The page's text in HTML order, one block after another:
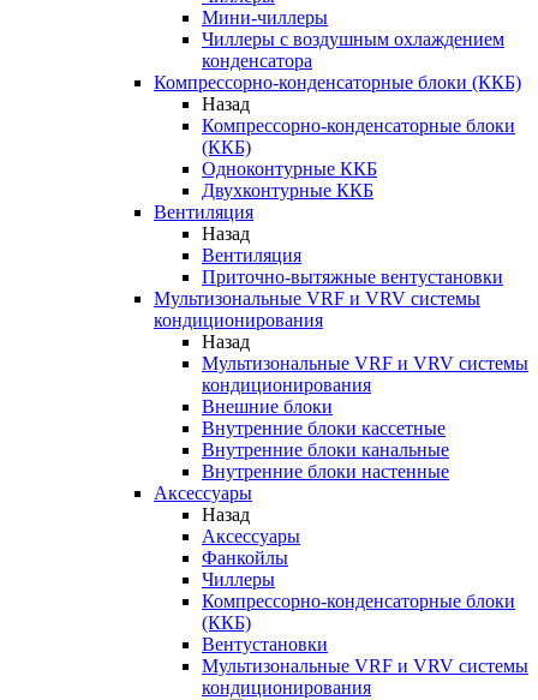
Мини-чиллеры
Чиллеры с воздушным охлаждением
конденсатора
Компрессорно-конденсаторные блоки (ККБ)
Назад
Компрессорно-конденсаторные блоки
(ККБ)
Одноконтурные ККБ
Двухконтурные ККБ
Вентиляция
Назад
Вентиляция
Приточно-вытяжные вентустановки
Мультизональные VRF и VRV системы
кондиционирования
Назад
Мультизональные VRF и VRV системы
кондиционирования
Внешние блоки
Внутренние блоки кассетные
Внутренние блоки канальные
Внутренние блоки настенные
Аксессуары
Назад
Аксессуары
Фанкойлы
Чиллеры
Компрессорно-конденсаторные блоки
(ККБ)
Вентустановки
Мультизональные VRF и VRV системы
кондиционирования